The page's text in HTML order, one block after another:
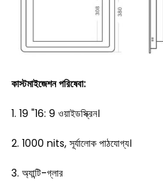
কাস্টমাইজেশন পরিষেবা:
1. 19 "16: 9 ওয়াইডস্ক্রিন।
2. 1000 nits, সূর্যালোক পাঠযোগ্য।
3. অ্যান্টি-গ্লার